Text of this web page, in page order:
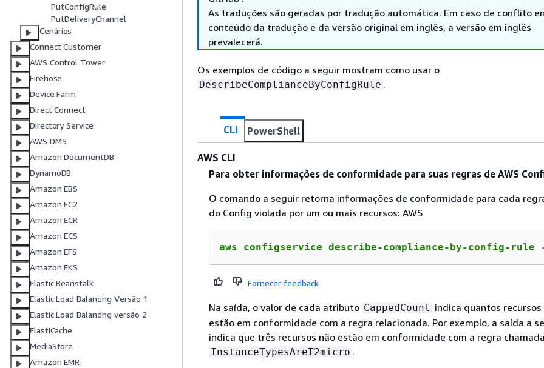
PutConfigRule
PutDeliveryChannel
Cenários
Connect Customer
AWS Control Tower
Firehose
Device Farm
Direct Connect
Directory Service
AWS DMS
Amazon DocumentDB
DynamoDB
Amazon EBS
Amazon EC2
Amazon ECR
Amazon ECS
Amazon EFS
Amazon EKS
Elastic Beanstalk
Elastic Load Balancing Versão 1
Elastic Load Balancing versão 2
ElastiCache
MediaStore
Amazon EMR
As traduções são geradas por tradução automática. Em caso de conflito
conteúdo da tradução e da versão original em inglês, a versão em inglês
prevalecerá.
Os exemplos de código a seguir mostram como usar o
DescribeComplianceByConfigRule .
CLI PowerShell
AWS CLI
Para obter informações de conformidade para suas regras de AWS
O comando a seguir retorna informações de conformidade para cada
do Config violada por um ou mais recursos: AWS
aws configservice describe-compliance-by-config-rule
Fornecer feedback
Na saída, o valor de cada atributo CappedCount indica quantos recursos
estão em conformidade com a regra relacionada. Por exemplo, a saída a
indica que três recursos não estão em conformidade com a regra chamada
InstanceTypesAreT2micro .